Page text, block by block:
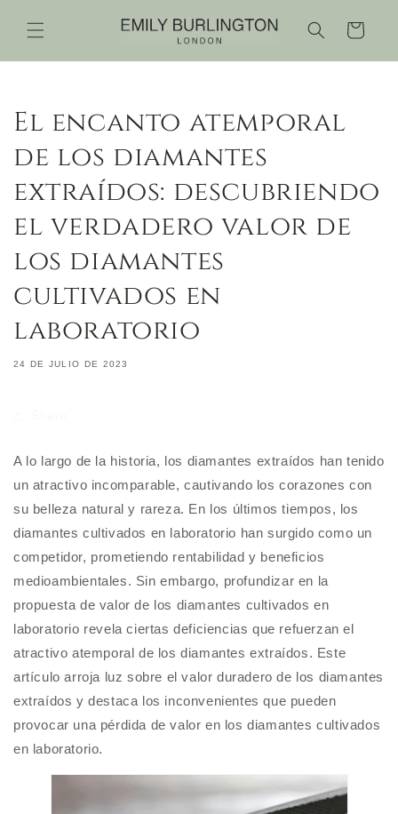
directamente
al contenido
Carrito
El encanto atemporal
de los diamantes
extraídos: descubriendo
el verdadero valor de
los diamantes
cultivados en
laboratorio
24 DE JULIO DE 2023
A lo largo de la historia, los diamantes extraídos han tenido
un atractivo incomparable, cautivando los corazones con
su belleza natural y rareza. En los últimos tiempos, los
diamantes cultivados en laboratorio han surgido como un
competidor, prometiendo rentabilidad y beneficios
medioambientales. Sin embargo, profundizar en la
propuesta de valor de los diamantes cultivados en
laboratorio revela ciertas deficiencias que refuerzan el
atractivo atemporal de los diamantes extraídos. Este
artículo arroja luz sobre el valor duradero de los diamantes
extraídos y destaca los inconvenientes que pueden
provocar una pérdida de valor en los diamantes cultivados
en laboratorio.